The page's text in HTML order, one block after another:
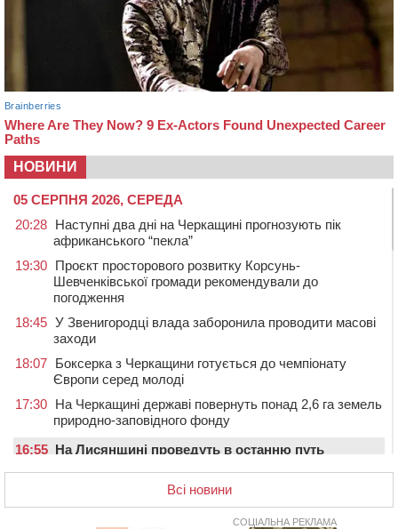
НОВИНИ
05 СЕРПНЯ 2026, СЕРЕДА
20:28 Наступні два дні на Черкащині прогнозують пік
африканського “пекла”
19:30 Проєкт просторового розвитку Корсунь-
Шевченківської громади рекомендували до
погодження
18:45 У Звенигородці влада заборонила проводити масові
заходи
18:07 Боксерка з Черкащини готується до чемпіонату
Європи серед молоді
17:30 На Черкащині державі повернуть понад 2,6 га земель
природно-заповідного фонду
16:55 На Лисянщині проведуть в останню путь
У Дахнівському лісництві екоінспектори натрапили на
незаконне будівництво
Всі новини
СОЦІАЛЬНА РЕКЛАМА